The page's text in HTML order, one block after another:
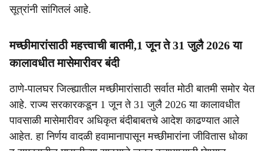
सूत्रांनी सांगितलं आहे.
मच्छीमारांसाठी महत्त्वाची बातमी,1 जून ते 31 जुलै 2026 या
कालावधीत मासेमारीवर बंदी
ठाणे-पालघर जिल्ह्यातील मच्छीमारांसाठी सर्वात मोठी बातमी समोर येत
आहे. राज्य सरकारकडून 1 जून ते 31 जुलै 2026 या कालावधीत
पावसाळी मासेमारीवर अधिकृत बंदीबाबतचे आदेश काढण्यात आले
आहेत. हा निर्णय वादळी हवामानापासून मच्छीमारांना जीवितास धोका